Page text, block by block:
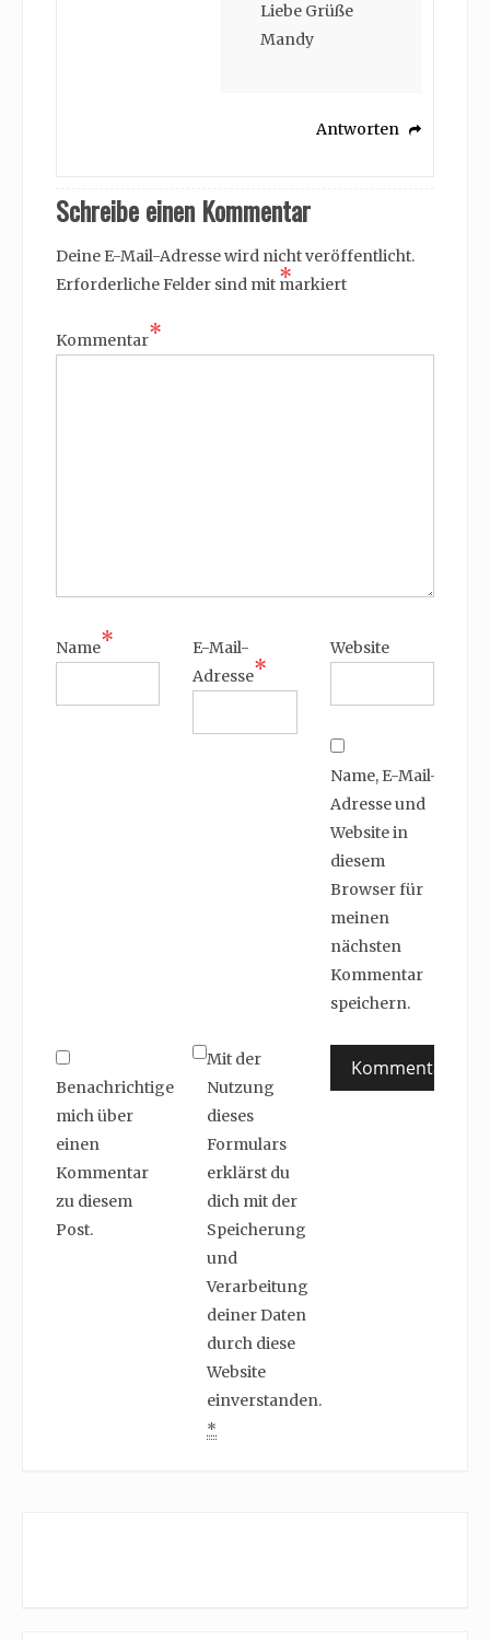
Liebe Grüße
Mandy
Antworten
Schreibe einen Kommentar
Deine E-Mail-Adresse wird nicht veröffentlicht.
Erforderliche Felder sind mit *
markiert
Kommentar*
Name*
E-Mail-
Adresse*
Website
Name, E-Mail-
Adresse und
Website in
diesem
Browser für
meinen
nächsten
Kommentar
speichern.
Benachrichtige
mich über
einen
Kommentar
zu diesem
Post.
Mit der
Nutzung
dieses
Formulars
erklärst du
dich mit der
Speicherung
und
Verarbeitung
deiner Daten
durch diese
Website
einverstanden.
*